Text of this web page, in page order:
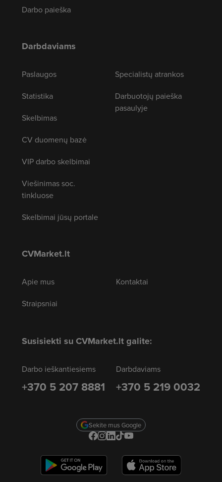
Darbo paieška
Darbdaviams
Paslaugos
Statistika
Skelbimas
CV duomenų bazė
VIP darbo skelbimai
Viešinimas soc.
tinkluose
Skelbimai jūsų portale
Specialistų atrankos
Darbuotojų paieška
pasaulyje
CVMarket.lt
Apie mus
Straipsniai
Kontaktai
Susisiekti su CVMarket.lt galite:
Darbo ieškantiesiems
+370 5 207 8881
Darbdaviams
+370 5 219 0032
Sekite mus Google